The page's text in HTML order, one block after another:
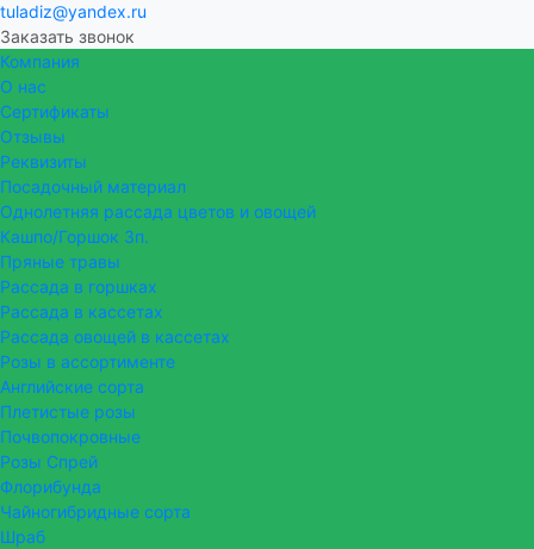
tuladiz@yandex.ru
Заказать звонок
Компания
О нас
Сертификаты
Отзывы
Реквизиты
Посадочный материал
Однолетняя рассада цветов и овощей
Кашпо/Горшок 3п.
Пряные травы
Рассада в горшках
Рассада в кассетах
Рассада овощей в кассетах
Розы в ассортименте
Английские сорта
Плетистые розы
Почвопокровные
Розы Спрей
Флорибунда
Чайногибридные сорта
Шраб